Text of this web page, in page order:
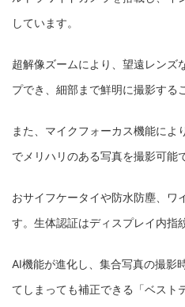
しています。
超解像ズームにより、望遠レンズ
プでき、細部まで鮮明に撮影する
また、マイクフォーカス機能によ
でメリハリのある写真を撮影可能
おサイフケータイや防水防塵、ワ
す。生体認証はディスプレイ内指
AI機能が進化し、集合写真の撮影
てしまっても補正できる「ベスト